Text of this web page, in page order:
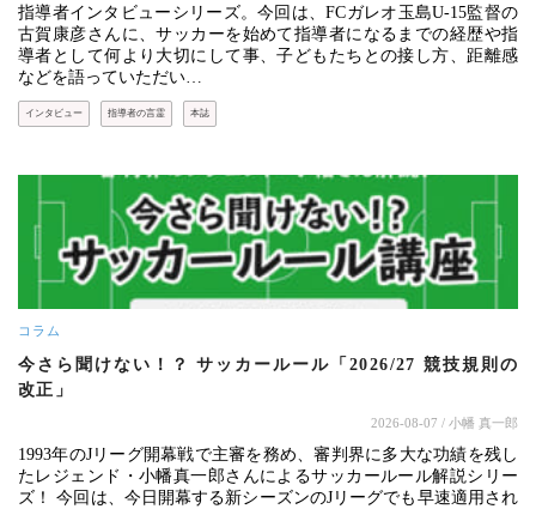
指導者インタビューシリーズ。今回は、FCガレオ玉島U-15監督の
古賀康彦さんに、サッカーを始めて指導者になるまでの経歴や指
導者として何より大切にして事、子どもたちとの接し方、距離感
などを語っていただい…
インタビュー 指導者の言霊 本誌
コラム
今さら聞けない！？ サッカールール「2026/27 競技規則の
改正」
2026-08-07 / 小幡 真一郎
1993年のJリーグ開幕戦で主審を務め、審判界に多大な功績を残し
たレジェンド・小幡真一郎さんによるサッカールール解説シリー
ズ！ 今回は、今日開幕する新シーズンのJリーグでも早速適用され